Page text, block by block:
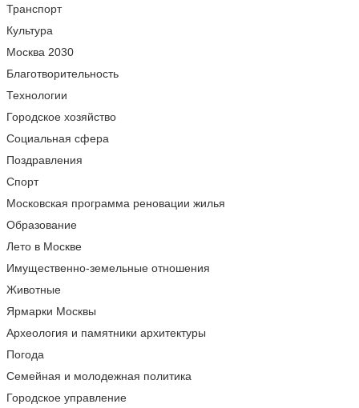
Транспорт
Культура
Москва 2030
Благотворительность
Технологии
Городское хозяйство
Социальная сфера
Поздравления
Спорт
Московская программа реновации жилья
Образование
Лето в Москве
Имущественно-земельные отношения
Животные
Ярмарки Москвы
Археология и памятники архитектуры
Погода
Семейная и молодежная политика
Городское управление